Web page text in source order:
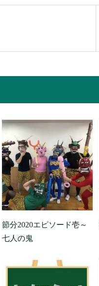
節分2020エピソード壱～
七人の鬼